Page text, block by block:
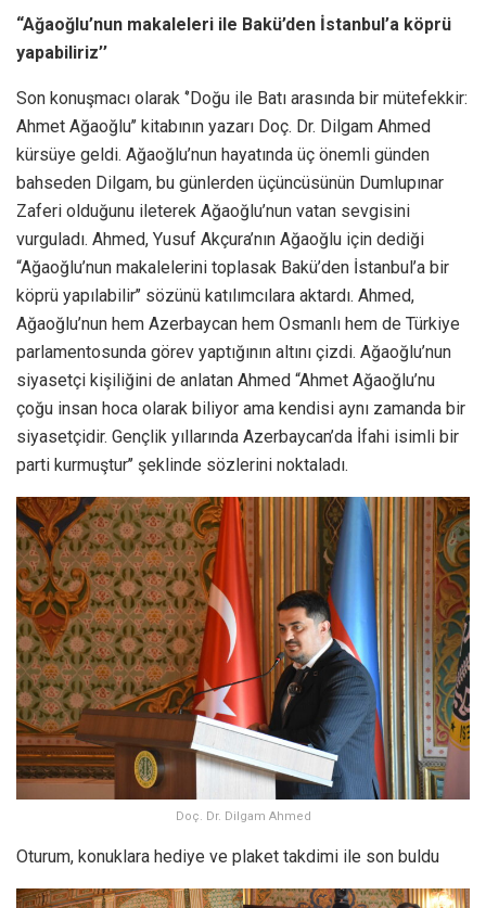
“Ağaoğlu’nun makaleleri ile Bakü’den İstanbul’a köprü
yapabiliriz’’
Son konuşmacı olarak ‘’Doğu ile Batı arasında bir mütefekkir:
Ahmet Ağaoğlu’’ kitabının yazarı Doç. Dr. Dilgam Ahmed
kürsüye geldi. Ağaoğlu’nun hayatında üç önemli günden
bahseden Dilgam, bu günlerden üçüncüsünün Dumlupınar
Zaferi olduğunu ileterek Ağaoğlu’nun vatan sevgisini
vurguladı. Ahmed, Yusuf Akçura’nın Ağaoğlu için dediği
“Ağaoğlu’nun makalelerini toplasak Bakü’den İstanbul’a bir
köprü yapılabilir’’ sözünü katılımcılara aktardı. Ahmed,
Ağaoğlu’nun hem Azerbaycan hem Osmanlı hem de Türkiye
parlamentosunda görev yaptığının altını çizdi. Ağaoğlu’nun
siyasetçi kişiliğini de anlatan Ahmed “Ahmet Ağaoğlu’nu
çoğu insan hoca olarak biliyor ama kendisi aynı zamanda bir
siyasetçidir. Gençlik yıllarında Azerbaycan’da İfahi isimli bir
parti kurmuştur’’ şeklinde sözlerini noktaladı.
Doç. Dr. Dilgam Ahmed
Oturum, konuklara hediye ve plaket takdimi ile son buldu